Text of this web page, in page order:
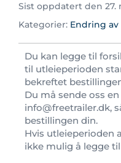
Sist oppdatert den 27.
Kategorier: Endring
Du kan legge til
til utleieperioden
bekreftet
Du må sende oss
info@freetrailer.dk,
bestillingen din.
Hvis utleieperioden
ikke mulig å legge